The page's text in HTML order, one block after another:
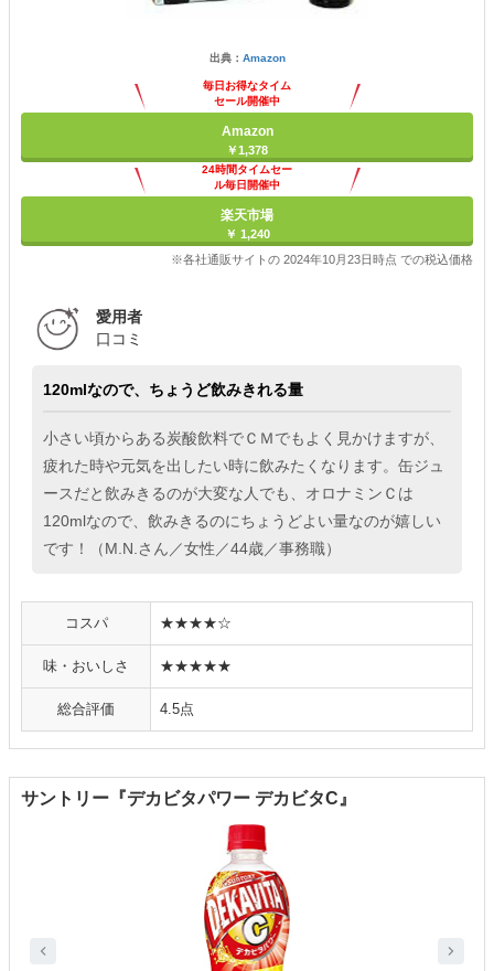
出典： Amazon
毎日お得なタイム
セール開催中
Amazon
￥1,378
24時間タイムセー
ル毎日開催中
楽天市場
￥ 1,240
※各社通販サイトの 2024年10月23日時点 での税込価格
愛用者
口コミ
120mlなので、ちょうど飲みきれる量
小さい頃からある炭酸飲料でＣＭでもよく見かけますが、
疲れた時や元気を出したい時に飲みたくなります。缶ジュ
ースだと飲みきるのが大変な人でも、オロナミンＣは
120mlなので、飲みきるのにちょうどよい量なのが嬉しい
です！（M.N.さん／女性／44歳／事務職）
コスパ ★★★★☆
味・おいしさ ★★★★★
総合評価 4.5点
サントリー『デカビタパワー デカビタC』